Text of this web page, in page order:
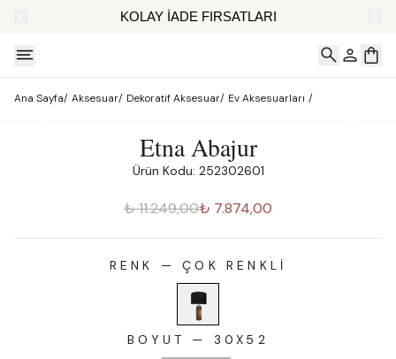
KOLAY İADE FIRSATLARI
Ana Sayfa/ Aksesuar/ Dekoratif Aksesuar/ Ev Aksesuarları /
Etna Abajur
Ürün Kodu: 252302601
₺ 11.249,00₺ 7.874,00
RENK — ÇOK RENKLI
BOYUT — 30X52